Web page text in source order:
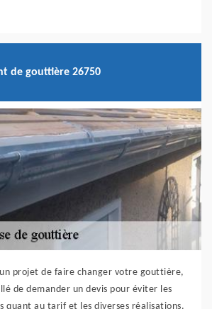
de gouttière 26750
un projet de faire changer votre gouttière,
de demander un devis pour éviter les
quant au tarif et les diverses réalisations.